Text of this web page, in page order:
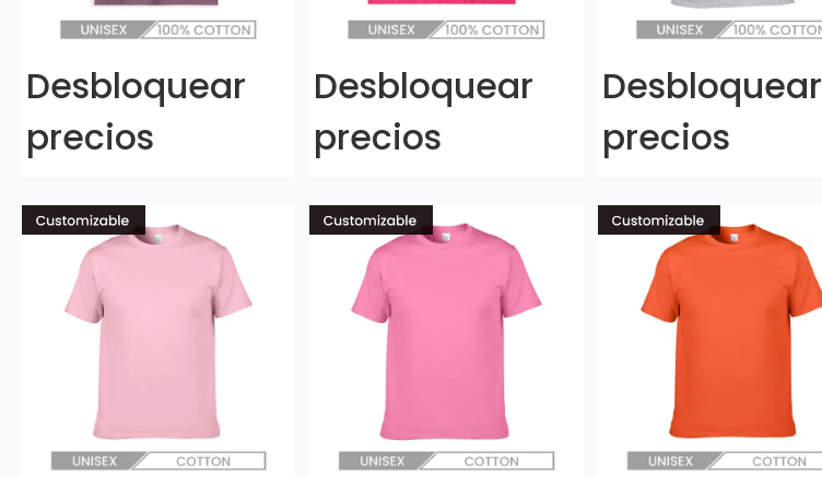
Desbloquear
precios
Desbloquear
precios
Desbloquear
precios